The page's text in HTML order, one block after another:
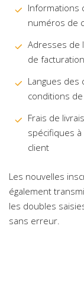
Informations
numéros de
Adresses de
de facturation
Langues des
conditions
Frais de
spécifiques à
client
Les nouvelles
également
les doubles
sans erreur.